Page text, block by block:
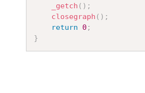
_getch ( ) ;
closegraph ( ) ;
return
0 ;
}